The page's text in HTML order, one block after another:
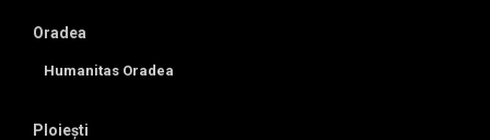
Oradea
Humanitas Oradea
Ploiești